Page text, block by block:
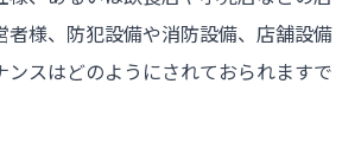
者様、防犯設備や消防設備、店舗設備
ンスはどのようにされておられますで